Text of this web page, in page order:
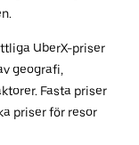
UberX-priser
geografi,
Fasta priser
priser för resor